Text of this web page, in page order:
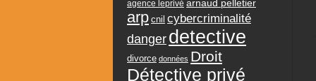
agence leprivé arnaud pelletier
arp cnil cybercriminalité
danger detective
divorce données Droit
Détective privé